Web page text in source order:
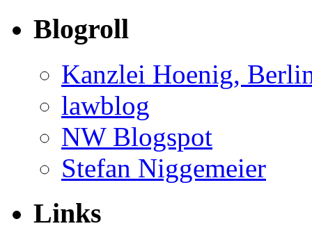
Blogroll
Kanzlei Hoenig,
lawblog
NW Blogspot
Stefan Niggemeier
Links